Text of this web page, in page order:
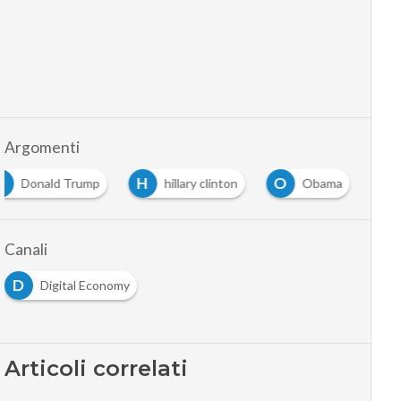
Argomenti
Donald Trump H hillary clinton O Obama
Canali
D
Digital Economy
Articoli correlati